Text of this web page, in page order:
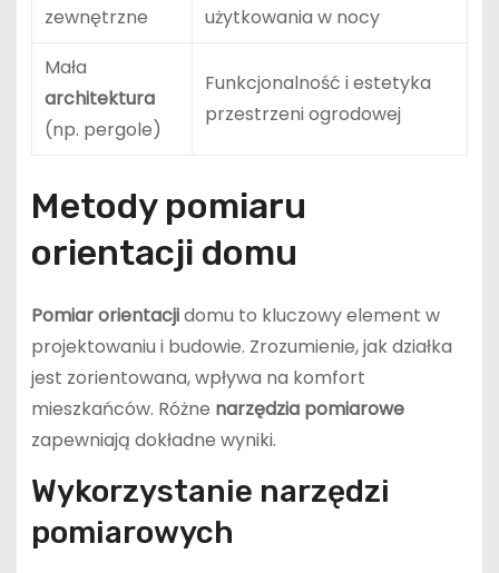
zewnętrzne
użytkowania w nocy
Mała
architektura
(np. pergole)
Funkcjonalność i estetyka
przestrzeni ogrodowej
Metody pomiaru
orientacji domu
Pomiar orientacjidomu to kluczowy element w
projektowaniu i budowie. Zrozumienie, jak działka
jest zorientowana, wpływa na komfort
mieszkańców. Różne narzędzia pomiarowe
zapewniają dokładne wyniki.
Wykorzystanie narzędzi
pomiarowych